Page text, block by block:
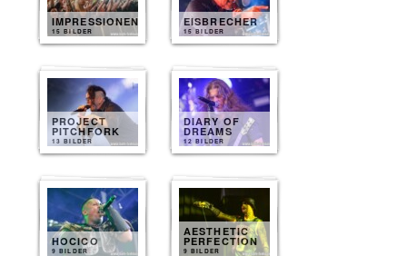
IMPRESSIONEN
15 BILDER
EISBRECHER
15 BILDER
PROJECT
PITCHFORK
13 BILDER
DIARY OF
DREAMS
12 BILDER
HOCICO
9 BILDER
AESTHETIC
PERFECTION
9 BILDER